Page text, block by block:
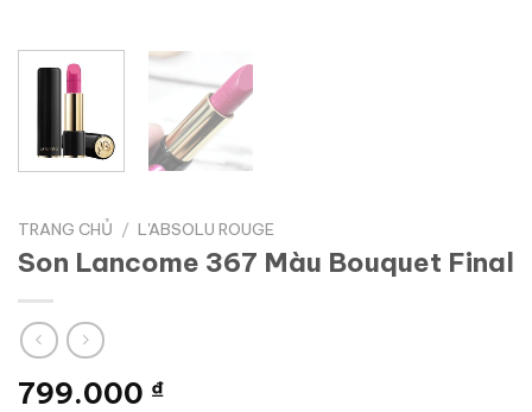
TRANG CHỦ / L'ABSOLU ROUGE
Son Lancome 367 Màu Bouquet Final
799.000 ₫